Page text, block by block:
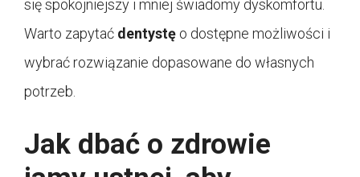
się spokojniejszy i mniej świadomy dyskomfortu.
Warto zapytać dentystę o dostępne możliwości i
wybrać rozwiązanie dopasowane do własnych
potrzeb.
Jak dbać o zdrowie